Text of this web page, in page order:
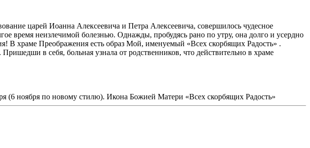
царей Иоанна Алексеевича и Петра Алексеевича, совершилось чудесное
время неизлечимой болезнью. Однажды, пробудясь рано по утру, она долго и усердно
храме Преображения есть образ Мой, именуемый «Всех скорбящих Радость» .
в себя, больная узнала от родственников, что действительно в храме
(6 ноября по новому стилю). Икона Божией Матери «Всех скорбящих Радость»